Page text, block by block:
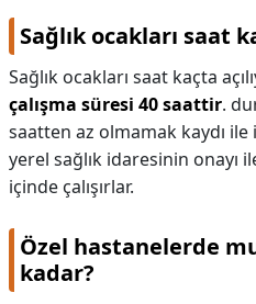
Sağlık ocakları saat
Sağlık ocakları saat kaçta
çalışma süresi 40 saattir.
saatten az olmamak kaydı
yerel sağlık idaresinin onayı
içinde çalışırlar.
Özel hastanelerde
kadar?